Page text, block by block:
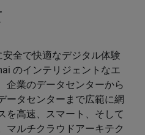
全で快適なデジタル体験
のインテリジェントなエ
企業のデータセンターから
ータセンターまで広範に網
を高速、スマート、そして
マルチクラウドアーキテク